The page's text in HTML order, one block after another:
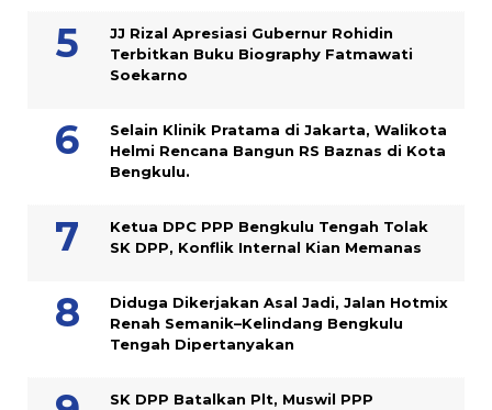
JJ Rizal Apresiasi Gubernur Rohidin
Terbitkan Buku Biography Fatmawati
Soekarno
Selain Klinik Pratama di Jakarta, Walikota
Helmi Rencana Bangun RS Baznas di Kota
Bengkulu.
Ketua DPC PPP Bengkulu Tengah Tolak
SK DPP, Konflik Internal Kian Memanas
Diduga Dikerjakan Asal Jadi, Jalan Hotmix
Renah Semanik–Kelindang Bengkulu
Tengah Dipertanyakan
SK DPP Batalkan Plt, Muswil PPP